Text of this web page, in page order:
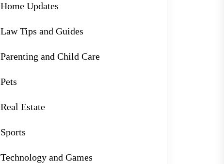
Home Updates
Law Tips and Guides
Parenting and Child Care
Pets
Real Estate
Sports
Technology and Games